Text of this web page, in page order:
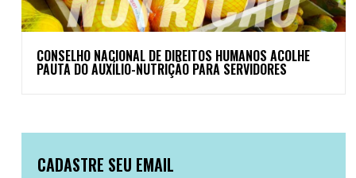
CONSELHO NACIONAL DE DIREITOS HUMANOS ACOLHE
PAUTA DO AUXÍLIO-NUTRIÇÃO PARA SERVIDORES
CADASTRE SEU EMAIL